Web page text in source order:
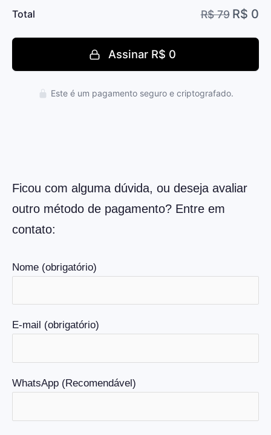
Total
Assinar R$ 0
Press enter to purchase
Este é um pagamento seguro e criptografado.
Ficou com alguma dúvida, ou deseja avaliar
outro método de pagamento? Entre em
contato:
Nome (obrigatório)
E-mail (obrigatório)
WhatsApp (Recomendável)